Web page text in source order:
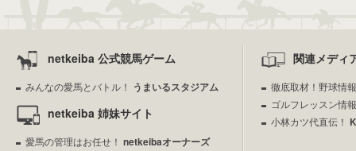
netkeiba 公式競馬ゲーム
みんなの愛馬とバトル！ うまいるスタジアム
netkeiba 姉妹サイト
愛馬の管理はお任せ！ netkeibaオーナーズ
関連メディ
徹底取材！野球情
ゴルフレッスン情
小林カツ代直伝！